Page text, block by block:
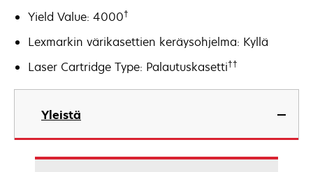
Yield Value: 4000†
Lexmarkin värikasettien keräysohjelma: Kyllä
Laser Cartridge Type: Palautuskasetti††
Yleistä